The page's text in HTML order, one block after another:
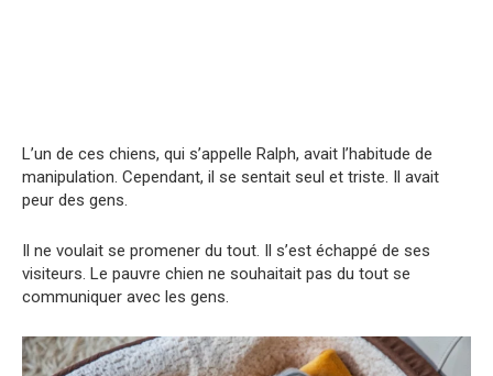
L’un de ces chiens, qui s’appelle Ralph, avait l’habitude de
manipulation. Cependant, il se sentait seul et triste. Il avait
peur des gens.
Il ne voulait se promener du tout. Il s’est échappé de ses
visiteurs. Le pauvre chien ne souhaitait pas du tout se
communiquer avec les gens.